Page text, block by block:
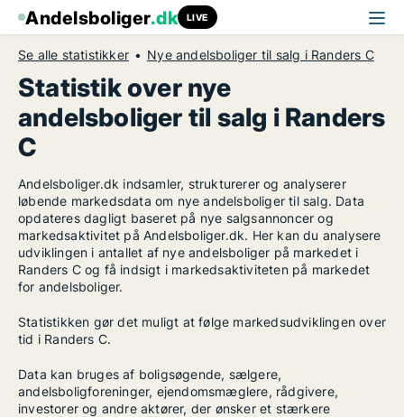
Andelsboliger.dk LIVE
Se alle statistikker Nye andelsboliger til salg i Randers C
Statistik over nye
andelsboliger til salg i Randers
C
Andelsboliger.dk indsamler, strukturerer og analyserer
løbende markedsdata om nye andelsboliger til salg. Data
opdateres dagligt baseret på nye salgsannoncer og
markedsaktivitet på Andelsboliger.dk. Her kan du analysere
udviklingen i antallet af nye andelsboliger på markedet i
Randers C og få indsigt i markedsaktiviteten på markedet
for andelsboliger.
Statistikken gør det muligt at følge markedsudviklingen over
tid i Randers C.
Data kan bruges af boligsøgende, sælgere,
andelsboligforeninger, ejendomsmæglere, rådgivere,
investorer og andre aktører, der ønsker et stærkere